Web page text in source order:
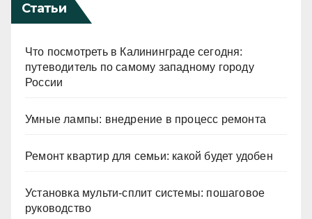
Статьи
Что посмотреть в Калининграде сегодня:
путеводитель по самому западному городу
России
Умные лампы: внедрение в процесс ремонта
Ремонт квартир для семьи: какой будет удобен
Установка мульти-сплит системы: пошаговое
руководство